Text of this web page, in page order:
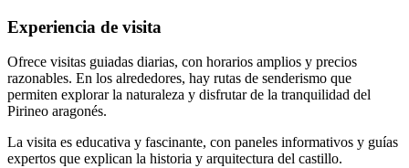
Experiencia de visita
Ofrece visitas guiadas diarias, con horarios amplios y precios
razonables. En los alrededores, hay rutas de senderismo que
permiten explorar la naturaleza y disfrutar de la tranquilidad del
Pirineo aragonés.
La visita es educativa y fascinante, con paneles informativos y guías
expertos que explican la historia y arquitectura del castillo.